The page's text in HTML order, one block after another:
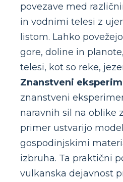
povezave med
in vodnimi telesi z
listom. Lahko
gore, doline in
telesi, kot so reke,
Znanstveni
znanstveni
naravnih sil na oblike
primer ustvarijo
gospodinjskimi
izbruha. Ta praktični
vulkanska dejavnost